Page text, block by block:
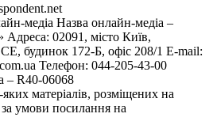
медіа Назва онлайн-медіа –
Адреса: 02091, місто Київ,
172-Б, офіс 208/1 E-mail:
Телефон: 044-205-43-00
– R40-06068
матеріалів, розміщених на
за умови посилання на